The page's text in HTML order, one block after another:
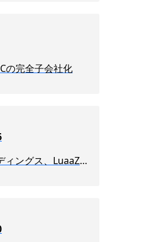
の完全子会社化
SBIホールディングス、LuaaZを完全子会社化